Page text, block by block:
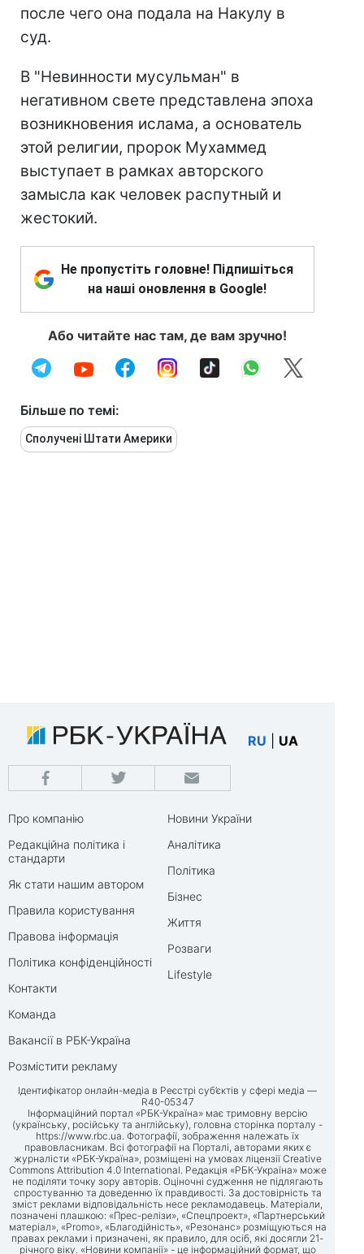
после чего она подала на Накулу в
суд.
В "Невинности мусульман" в
негативном свете представлена эпоха
возникновения ислама, а основатель
этой религии, пророк Мухаммед
выступает в рамках авторского
замысла как человек распутный и
жестокий.
Не пропустіть головне! Підпишіться
на наші оновлення в Google!
Або читайте нас там, де вам зручно!
Більше по темі:
Сполучені Штати Америки
RU UA
Про компанію
Редакційна політика і
стандарти
Як стати нашим автором
Правила користування
Правова інформація
Політика конфіденційності
Контакти
Команда
Вакансії в РБК-Україна
Розмістити рекламу
Новини України
Аналітика
Політика
Бізнес
Життя
Розваги
Lifestyle
Ідентифікатор онлайн-медіа в Реєстрі суб’єктів у сфері медіа —
R40-05347
Інформаційний портал «РБК-Україна» має тримовну версію
(українську, російську та англійську), головна сторінка порталу -
https://www.rbc.ua. Фотографії, зображення належать їх
правовласникам. Всі фотографії на Порталі, авторами яких є
журналісти «РБК-Україна», розміщені на умовах ліцензії Creative
Commons Attribution 4.0 International. Редакція «РБК-Україна» може
не поділяти точку зору авторів. Оціночні судження не підлягають
спростуванню та доведенню їх правдивості. За достовірність та
зміст реклами відповідальність несе рекламодавець. Матеріали,
позначені плашкою: «Прес-релізи», «Спецпроект», «Партнерський
матеріал», «Promo», «Благодійність», «Резонанс» розміщуються на
правах реклами і призначені, як правило, для осіб, які досягли 21-
річного віку. «Новини компанії» - це інформаційний формат, що